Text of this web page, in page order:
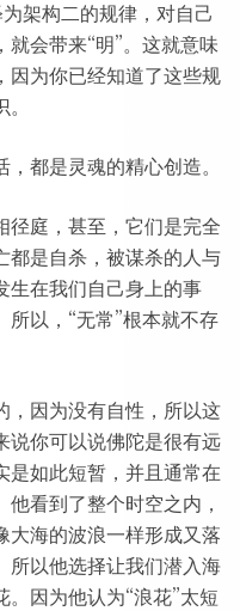
架构二的规律，对自己
会带来“明”。这就意味
因为你已经知道了这些规
都是灵魂的精心创造。
径庭，甚至，它们是完全
都是自杀，被谋杀的人与
生在我们自己身上的事
以，“无常”根本就不存
，因为没有自性，所以这
说你可以说佛陀是很有远
是如此短暂，并且通常在
看到了整个时空之内，
大海的波浪一样形成又落
所以他选择让我们潜入海
因为他认为“浪花”太短